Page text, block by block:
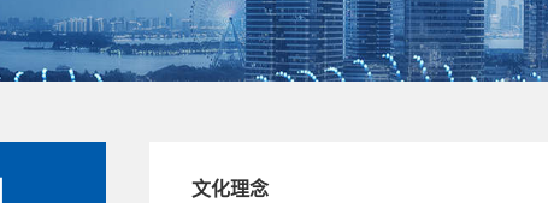
文化理念